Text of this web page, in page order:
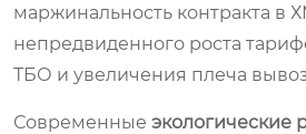
маржинальность контракта в
непредвиденного роста
ТБО и увеличения плеча
Современные экологические